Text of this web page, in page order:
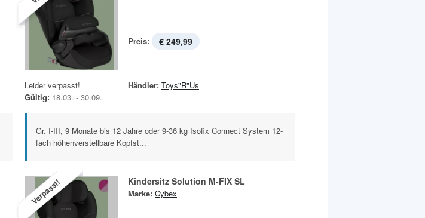
Preis: € 249,99
Leider verpasst!
Gültig: 18.03. - 30.09.
Händler: Toys"R"Us
Gr. I-III, 9 Monate bis 12 Jahre oder 9-36 kg Isofix Connect System 12-
fach höhenverstellbare Kopfst...
Verpasst! Kindersitz Solution M-FIX SL
Marke: Cybex